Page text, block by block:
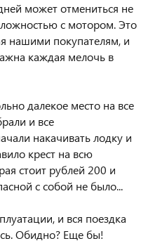
может отмениться не
с мотором. Это
нашими покупателям, и
каждая мелочь в
далекое место на все
и все
накачивать лодку и
крест на всю
стоит рублей 200 и
с собой не было...
и вся поездка
Обидно? Еще бы!